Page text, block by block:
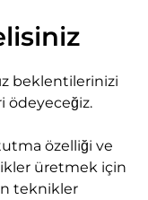
beklentilerinizi
ödeyeceğiz.
özelliği ve
üretmek için
teknikler